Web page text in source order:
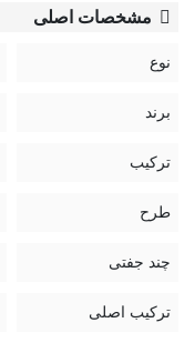
قرمز، سرمه‌ای، کرم
کد:
مشخصات اصلی
نوع
برند
ترکیب
طرح
چند جفتی
ترکیب اصلی